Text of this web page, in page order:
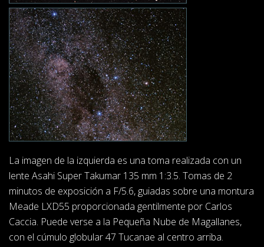
La imagen de la izquierda es una toma realizada con un
lente Asahi Super Takumar 135 mm 1:3.5. Tomas de 2
minutos de exposición a F/5.6, guiadas sobre una montura
Meade LXD55 proporcionada gentilmente por Carlos
Caccia. Puede verse a la Pequeña Nube de Magallanes,
con el cúmulo globular 47 Tucanae al centro arriba.